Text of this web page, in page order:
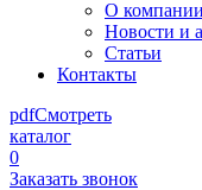
О компании
Новости и
Статьи
Контакты
pdfСмотреть
каталог
0
Заказать звонок